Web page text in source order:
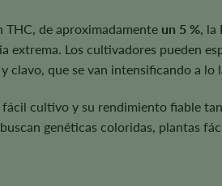
THC, de aproximadamente un 5 % ,
extrema. Los cultivadores pueden
clavo, que se van intensificando a lo
fácil cultivo y su rendimiento fiable
genéticas coloridas, plantas